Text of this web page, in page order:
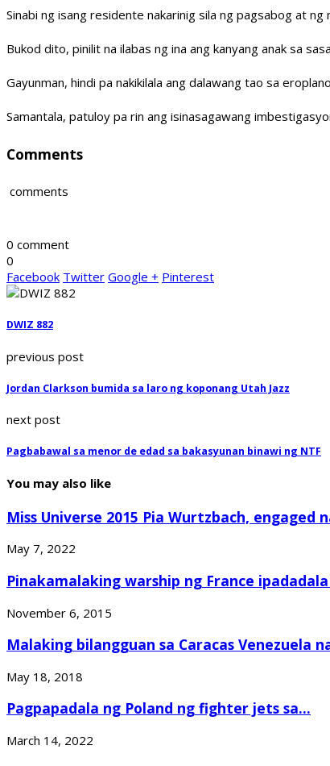
Sinabi ng isang residente nakarinig sila ng pagsabog at
Bukod dito, pinilit na ilabas ng ina ang kanyang anak sa
Gayunman, hindi pa nakikilala ang dalawang tao sa
Samantala, patuloy pa rin ang isinasagawang
Comments
comments
0 comment
0
Facebook Twitter Google + Pinterest
DWIZ 882
previous post
Jordan Clarkson bumida sa laro ng koponang Utah Jazz
next post
Pagbabawal sa menor de edad sa bakasyunan binawi ng NTF
You may also like
Miss Universe 2015 Pia Wurtzbach, engaged
May 7, 2022
Pinakamalaking warship ng France
November 6, 2015
Malaking bilangguan sa Caracas Venezuela
May 18, 2018
Pagpapadala ng Poland ng fighter jets sa...
March 14, 2022